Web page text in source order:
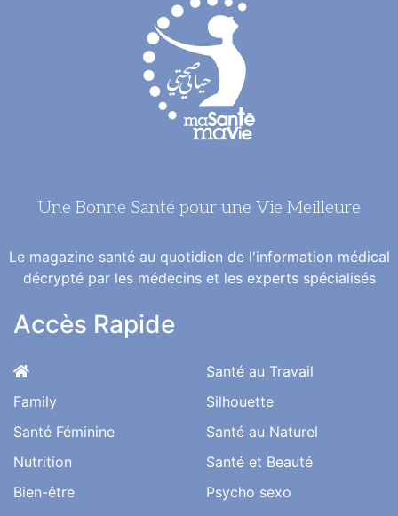
Une Bonne Santé pour une Vie Meilleure
Le magazine santé au quotidien de l'information médical
décrypté par les médecins et les experts spécialisés
Accès Rapide
Family
Santé Féminine
Nutrition
Bien-être
Santé au Travail
Silhouette
Santé au Naturel
Santé et Beauté
Psycho sexo